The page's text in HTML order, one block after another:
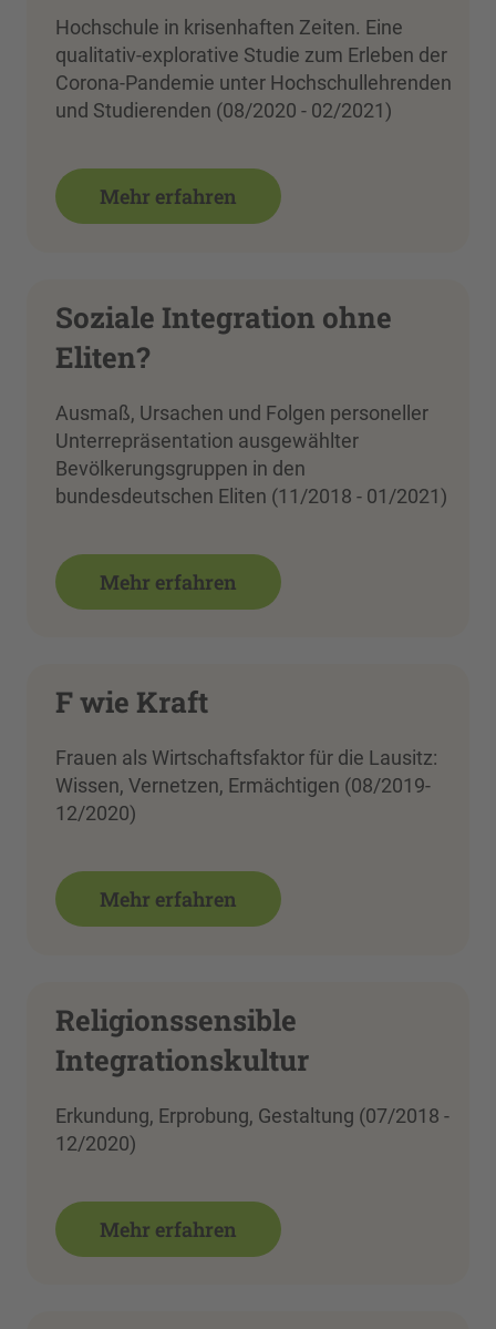
Hochschule in krisenhaften Zeiten. Eine
qualitativ-explorative Studie zum Erleben der
Corona-Pandemie unter Hochschullehrenden
und Studierenden (08/2020 - 02/2021)
Mehr erfahren
Soziale Integration ohne
Eliten?
Ausmaß, Ursachen und Folgen personeller
Unterrepräsentation ausgewählter
Bevölkerungsgruppen in den
bundesdeutschen Eliten (11/2018 - 01/2021)
Mehr erfahren
F wie Kraft
Frauen als Wirtschaftsfaktor für die Lausitz:
Wissen, Vernetzen, Ermächtigen (08/2019-
12/2020)
Mehr erfahren
Religionssensible
Integrationskultur
Erkundung, Erprobung, Gestaltung (07/2018 -
12/2020)
Mehr erfahren